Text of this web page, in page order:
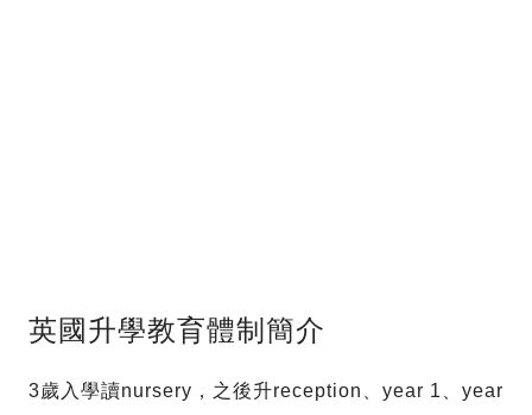
英國升學教育體制簡介
3歲入學讀nursery，之後升reception、year 1、year